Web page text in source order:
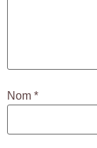
Nom *